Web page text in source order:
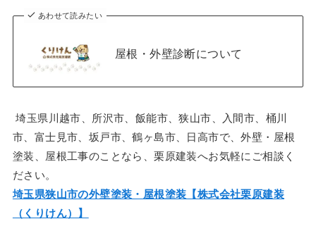
あわせて読みたい
屋根・外壁診断について
埼玉県川越市、所沢市、飯能市、狭山市、入間市、桶川
市、富士見市、坂戸市、鶴ヶ島市、日高市で、外壁・屋根
塗装、屋根工事のことなら、栗原建装へお気軽にご相談く
ださい。
埼玉県狭山市の外壁塗装・屋根塗装【株式会社栗原建装
（くりけん）】